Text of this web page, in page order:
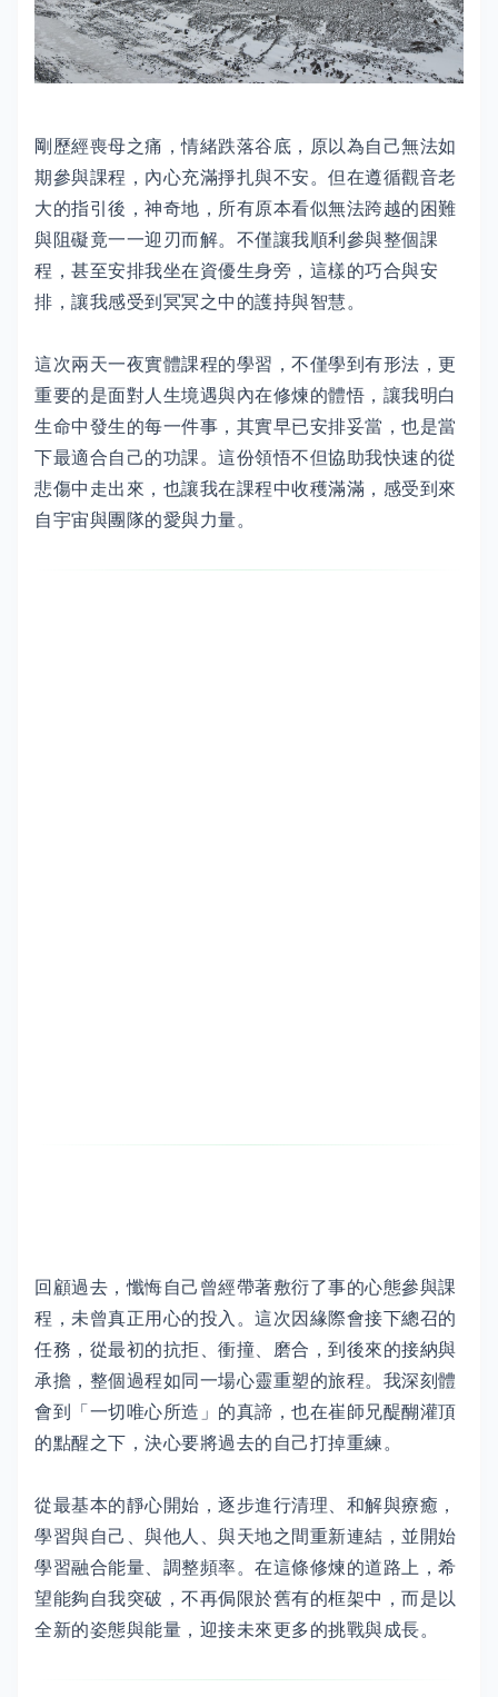
剛歷經喪母之痛，情緒跌落谷底，原以為自己無法如
期參與課程，內心充滿掙扎與不安。但在遵循觀音老
大的指引後，神奇地，所有原本看似無法跨越的困難
與阻礙竟一一迎刃而解。不僅讓我順利參與整個課
程，甚至安排我坐在資優生身旁，這樣的巧合與安
排，讓我感受到冥冥之中的護持與智慧。
這次兩天一夜實體課程的學習，不僅學到有形法，更
重要的是面對人生境遇與內在修煉的體悟，讓我明白
生命中發生的每一件事，其實早已安排妥當，也是當
下最適合自己的功課。這份領悟不但協助我快速的從
悲傷中走出來，也讓我在課程中收穫滿滿，感受到來
自宇宙與團隊的愛與力量。
回顧過去，懺悔自己曾經帶著敷衍了事的心態參與課
程，未曾真正用心的投入。這次因緣際會接下總召的
任務，從最初的抗拒、衝撞、磨合，到後來的接納與
承擔，整個過程如同一場心靈重塑的旅程。我深刻體
會到「一切唯心所造」的真諦，也在崔師兄醍醐灌頂
的點醒之下，決心要將過去的自己打掉重練。
從最基本的靜心開始，逐步進行清理、和解與療癒，
學習與自己、與他人、與天地之間重新連結，並開始
學習融合能量、調整頻率。在這條修煉的道路上，希
望能夠自我突破，不再侷限於舊有的框架中，而是以
全新的姿態與能量，迎接未來更多的挑戰與成長。